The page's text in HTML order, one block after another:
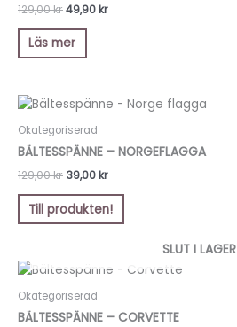
129,00kr49,90kr
Läs mer
Okategoriserad
BÄLTESSPÄNNE – NORGEFLAGGA
129,00kr
Det
ursprungliga
priset
var:
129,00 kr.
39,00kr
Det
nuvarande
är:
39,00 kr.
Till produkten!
SLUT I LAGER
Okategoriserad
BÄLTESSPÄNNE – CORVETTE
Det
ursprungliga
priset
var:
129,00 kr.
Det
är:
39,00 kr.